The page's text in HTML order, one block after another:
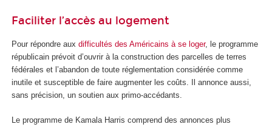
Faciliter l’accès au logement
Pour répondre aux difficultés des Américains à se loger, le programme
républicain prévoit d’ouvrir à la construction des parcelles de terres
fédérales et l’abandon de toute réglementation considérée comme
inutile et susceptible de faire augmenter les coûts. Il annonce aussi,
sans précision, un soutien aux primo-accédants.
Le programme de Kamala Harris comprend des annonces plus